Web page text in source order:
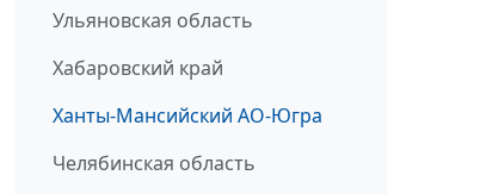
Ульяновская область
Хабаровский край
Ханты-Мансийский АО-Югра
Челябинская область